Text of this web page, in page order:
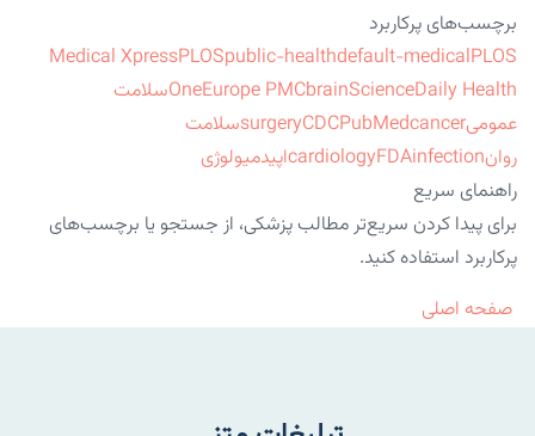
برچسب‌های پرکاربرد
Medical XpressPLOSpublic-healthdefault-medicalPLOS
OneEurope PMCbrainScienceDaily Health
سلامت
عمومی
surgeryCDCPubMedcancer
سلامت
روان
cardiologyFDAinfection
اپیدمیولوژی
راهنمای سریع
برای پیدا کردن سریع‌تر مطالب پزشکی، از جستجو یا برچسب‌های
پرکاربرد استفاده کنید.
صفحه اصلی